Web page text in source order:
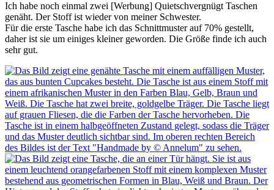
Ich habe noch einmal zwei [Werbung] Quietschvergnügt Taschen
genäht. Der Stoff ist wieder von meiner Schwester.
Für die erste Tasche habe ich das Schnittmuster auf 70% gestellt,
daher ist sie um einiges kleiner geworden. Die Größe finde ich auch
sehr gut.